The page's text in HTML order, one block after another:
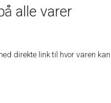
alle varer
direkte link til hvor varen kan